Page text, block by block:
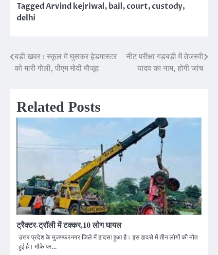
TaggedArvind kejriwal,bail,court,custody,
delhi
Post
navigation
बड़ी खबर : स्कूल में घुसकर हेडमास्टर
को मारी गोली, पीएम मोदी मौजूद
नीट परीक्षा गड़बड़ी में तेजस्वी
यादव का नाम, होगी जांच
Related Posts
ट्रैक्टर-ट्रॉली में टक्कर,10 लोग घायल
उत्तर प्रदेश के मुजफ्फरनगर जिले में हादसा हुआ है। इस हादसे में तीन लोगों की मौत
हुई है। मौके पर…